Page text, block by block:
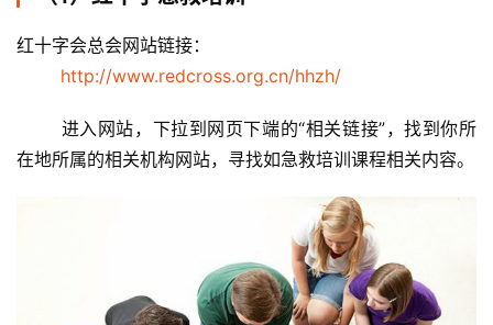
红十字会总会网站链接：
http://www.redcross.org.cn/hhzh/
在地所属的相关机构网站，寻找如急救培训课程相关内容。